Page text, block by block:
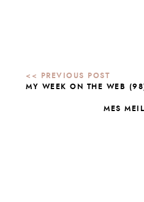
MY WEEK ON THE WEB
MES